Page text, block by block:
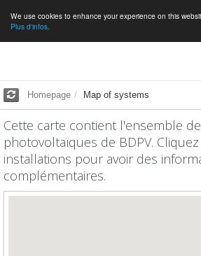
We use cookies to enhance your experience on this
Plus d'infos.
Homepage Map of systems
Cette carte contient l'ensemble
photovoltaïques de BDPV.
installations pour avoir des
complémentaires.